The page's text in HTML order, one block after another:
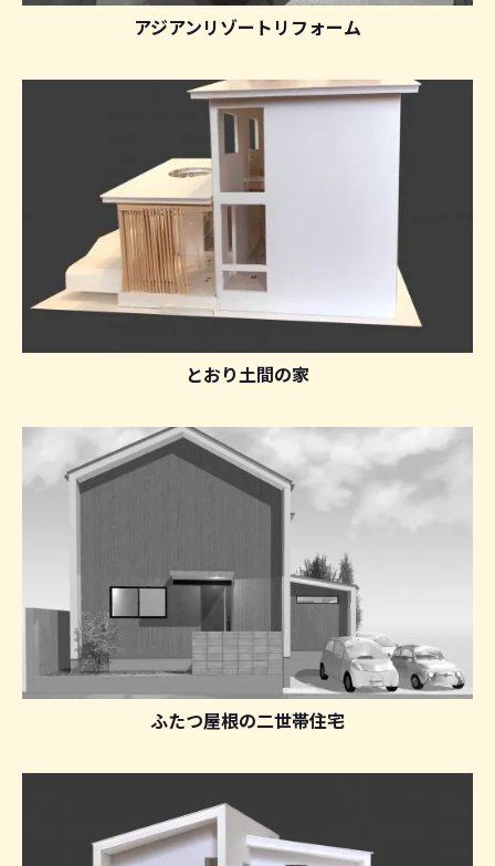
アジアンリゾートリフォーム
とおり土間の家
ふたつ屋根の二世帯住宅